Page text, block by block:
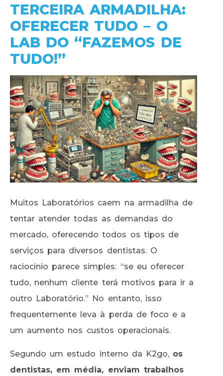
TERCEIRA ARMADILHA:
OFERECER TUDO – O
LAB DO “FAZEMOS DE
TUDO!”
Muitos Laboratórios caem na armadilha de
tentar atender todas as demandas do
mercado, oferecendo todos os tipos de
serviços para diversos dentistas. O
raciocínio parece simples: “se eu oferecer
tudo, nenhum cliente terá motivos para ir a
outro Laboratório.” No entanto, isso
frequentemente leva à perda de foco e a
um aumento nos custos operacionais.
Segundo um estudo interno da K2go, os
dentistas, em média, enviam trabalhos